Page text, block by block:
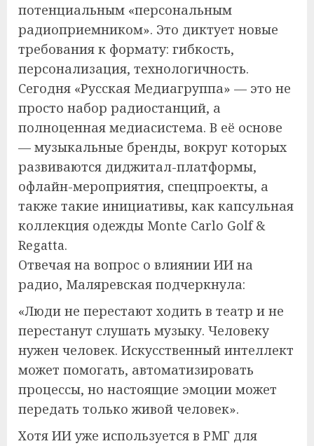
потенциальным «персональным
радиоприемником». Это диктует новые
требования к формату: гибкость,
персонализация, технологичность.
Сегодня «Русская Медиагруппа» — это не
просто набор радиостанций, а
полноценная медиасистема. В её основе
— музыкальные бренды, вокруг которых
развиваются диджитал-платформы,
офлайн-мероприятия, спецпроекты, а
также такие инициативы, как капсульная
коллекция одежды Monte Carlo Golf &
Regatta.
Отвечая на вопрос о влиянии ИИ на
радио, Маляревская подчеркнула:
«Люди не перестают ходить в театр и не
перестанут слушать музыку. Человеку
нужен человек. Искусственный интеллект
может помогать, автоматизировать
процессы, но настоящие эмоции может
передать только живой человек».
Хотя ИИ уже используется в РМГ для